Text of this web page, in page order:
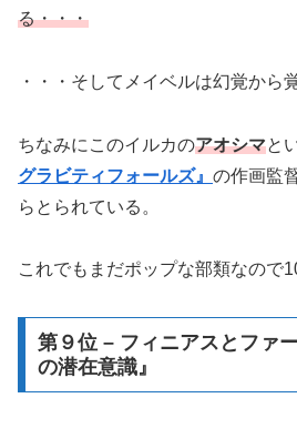
る・・・
・・・そしてメイベルは幻覚から
ちなみにこのイルカのアオシマと
グラビティフォールズ』 の作画監
らとられている。
これでもまだポップな部類なので
第９位 – フィニアスとファ
の潜在意識』